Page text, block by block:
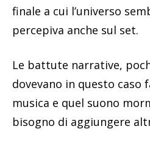
finale a cui l’universo
percepiva anche sul set.
Le battute narrative,
dovevano in questo caso
musica e quel suono
bisogno di aggiungere